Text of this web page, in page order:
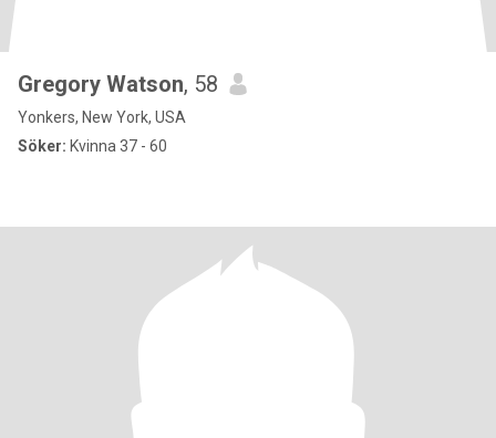
Gregory Watson, 58
Yonkers, New York, USA
Söker: Kvinna 37 - 60